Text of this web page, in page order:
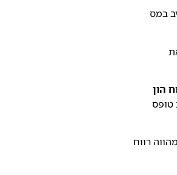
במס
הון
טופס
רווח